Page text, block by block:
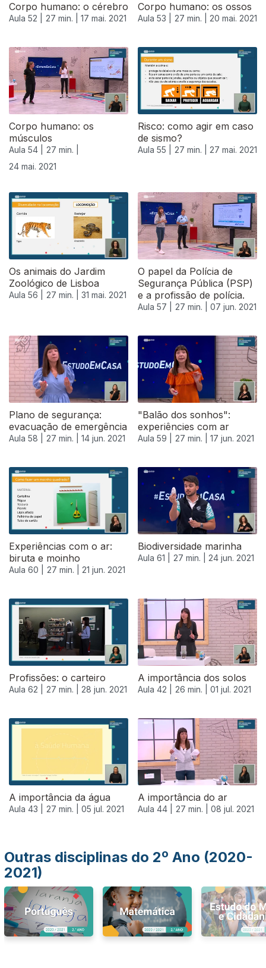
Corpo humano: o cérebro
Aula 52 | 27 min. | 17 mai. 2021
Corpo humano: os ossos
Aula 53 | 27 min. | 20 mai. 2021
Corpo humano: os
músculos
Aula 54 |
27 min. |
24 mai. 2021
Risco: como agir em caso
de sismo?
Aula 55 | 27 min. | 27 mai. 2021
Os animais do Jardim
Zoológico de Lisboa
Aula 56 | 27 min. | 31 mai. 2021
O papel da Polícia de
Segurança Pública (PSP)
e a profissão de polícia.
Aula 57 | 27 min. | 07 jun. 2021
Plano de segurança:
evacuação de emergência
Aula 58 | 27 min. | 14 jun. 2021
"Balão dos sonhos":
experiêncies com ar
Aula 59 | 27 min. | 17 jun. 2021
551722
Experiências com o ar:
biruta e moinho
Aula 60 | 27 min. | 21 jun. 2021
Biodiversidade marinha
Aula 61 | 27 min. | 24 jun. 2021
Profissões: o carteiro
Aula 62 | 27 min. | 28 jun. 2021
A importância dos solos
Aula 42 | 26 min. | 01 jul. 2021
A importância da água
Aula 43 | 27 min. | 05 jul. 2021
A importância do ar
Aula 44 | 27 min. | 08 jul. 2021
556311
Outras disciplinas do 2º Ano (2020-
2021)